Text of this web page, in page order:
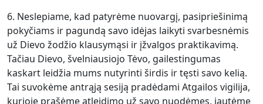
6. Neslepiame, kad patyrėme nuovargį, pasipriešinimą
pokyčiams ir pagundą savo idėjas laikyti svarbesnėmis
už Dievo žodžio klausymąsi ir įžvalgos praktikavimą.
Tačiau Dievo, švelniausiojo Tėvo, gailestingumas
kaskart leidžia mums nutyrinti širdis ir tęsti savo kelią.
Tai suvokėme antrąją sesiją pradėdami Atgailos vigilija,
kurioje prašėme atleidimo už savo nuodėmes, jautėme